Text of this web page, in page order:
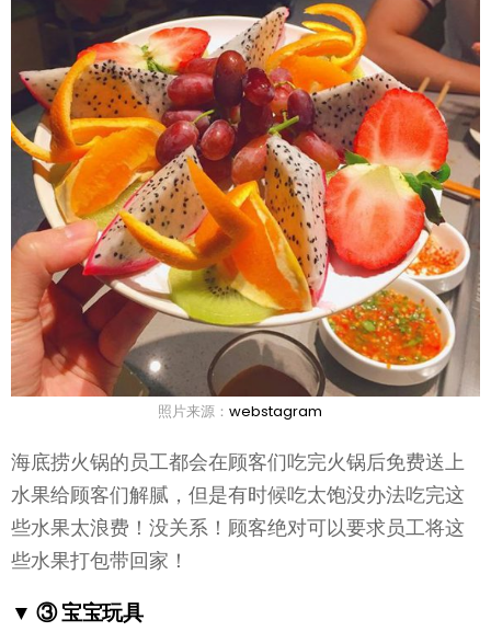
照片来源： webstagram
海底捞火锅的员工都会在顾客们吃完火锅后免费送上
水果给顾客们解腻，但是有时候吃太饱没办法吃完这
些水果太浪费！没关系！顾客绝对可以要求员工将这
些水果打包带回家！
▼ ③ 宝宝玩具